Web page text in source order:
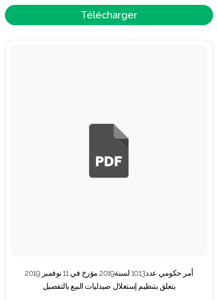
Télécharger
أمر حكومي عدد1013 لسنة2019 مؤرخ في 11 نوفمبر 2019
يتعلق بتنظيم إستغلال صيدليات البيع بالتفصيل